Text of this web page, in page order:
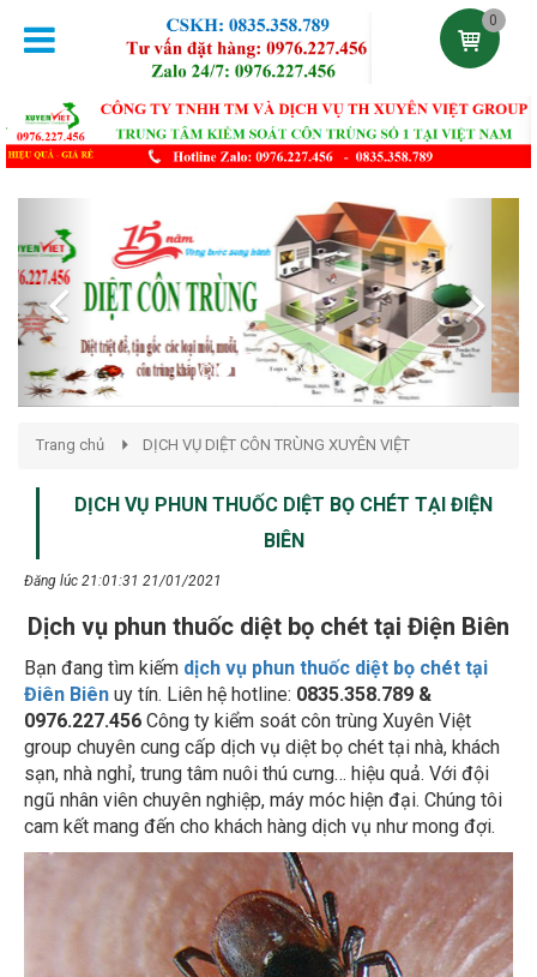
0
DỊCH VỤ DIỆT CÔN TRÙNG XUYÊN VIỆT
DỊCH VỤ PHUN THUỐC DIỆT BỌ CHÉT TẠI ĐIỆN
BIÊN
Dịch vụ phun thuốc diệt bọ chét tại Điện Biên
Bạn đang tìm kiếm
dịch vụ phun thuốc diệt bọ chét tại
Điên Biên uy tín. Liên hệ hotline:0835.358.789 &
0976.227.456Công ty kiểm soát côn trùng Xuyên Việt
group chuyên cung cấp dịch vụ diệt bọ chét tại nhà, khách
sạn, nhà nghỉ, trung tâm nuôi thú cưng… hiệu quả. Với đội
ngũ nhân viên chuyên nghiệp, máy móc hiện đại. Chúng tôi
cam kết mang đến cho khách hàng dịch vụ như mong đợi.